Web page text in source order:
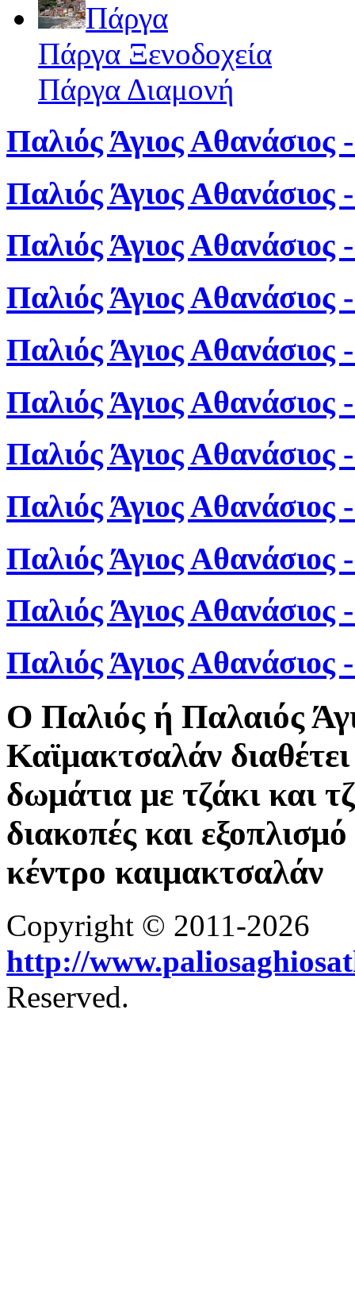
Πάργα
Πάργα Ξενοδοχεία
Πάργα Διαμονή
Παλιός Άγιος Αθανάσιος
Παλιός Άγιος Αθανάσιος
Παλιός Άγιος Αθανάσιος
Παλιός Άγιος Αθανάσιος
Παλιός Άγιος Αθανάσιος
Παλιός Άγιος Αθανάσιος
Παλιός Άγιος Αθανάσιος
Παλιός Άγιος Αθανάσιος
Παλιός Άγιος Αθανάσιος
Παλιός Άγιος
Παλιός Άγιος
Ο Παλιός ή Παλαιός
Καϊμακτσαλάν
δωμάτια με τζάκι και
διακοπές και
κέντρο καιμακτσαλάν
Copyright © 2011-2026
http://
Reserved.